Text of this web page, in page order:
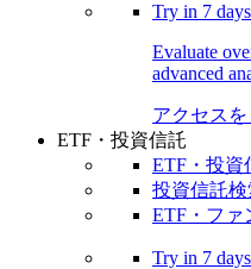
Try in 7 days
Evaluate
advanced
アクセスを
ETF・投資信託
ETF・投資
投資信託検
ETF・ファ
Try in 7 days